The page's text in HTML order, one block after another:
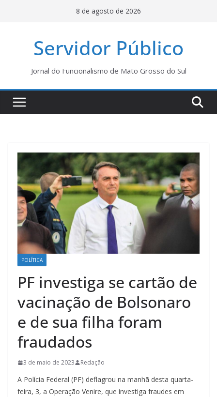
8 de agosto de 2026
Servidor Público
Jornal do Funcionalismo de Mato Grosso do Sul
POLÍTICA
PF investiga se cartão de
vacinação de Bolsonaro
e de sua filha foram
fraudados
3 de maio de 2023 Redação
A Polícia Federal (PF) deflagrou na manhã desta quarta-
feira, 3, a Operação Venire, que investiga fraudes em